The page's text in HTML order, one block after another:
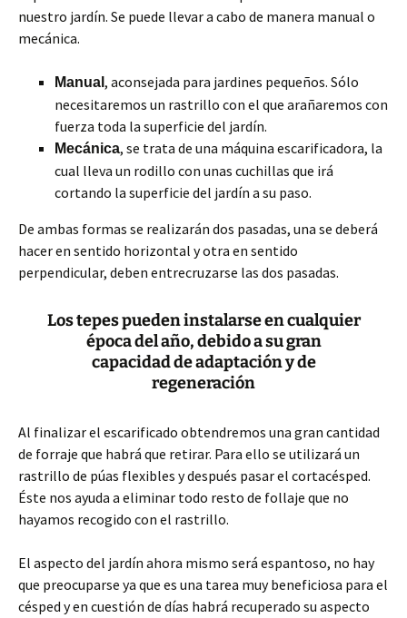
nuestro jardín. Se puede llevar a cabo de manera manual o
mecánica.
Manual , aconsejada para jardines pequeños. Sólo
necesitaremos un rastrillo con el que arañaremos con
fuerza toda la superficie del jardín.
Mecánica, se trata de una máquina escarificadora, la
cual lleva un rodillo con unas cuchillas que irá
cortando la superficie del jardín a su paso.
De ambas formas se realizarán dos pasadas, una se deberá
hacer en sentido horizontal y otra en sentido
perpendicular, deben entrecruzarse las dos pasadas.
Los tepes pueden instalarse en cualquier
época del año, debido a su gran
capacidad de adaptación y de
regeneración
Al finalizar el escarificado obtendremos una gran cantidad
de forraje que habrá que retirar. Para ello se utilizará un
rastrillo de púas flexibles y después pasar el cortacésped.
Éste nos ayuda a eliminar todo resto de follaje que no
hayamos recogido con el rastrillo.
El aspecto del jardín ahora mismo será espantoso, no hay
que preocuparse ya que es una tarea muy beneficiosa para el
césped y en cuestión de días habrá recuperado su aspecto